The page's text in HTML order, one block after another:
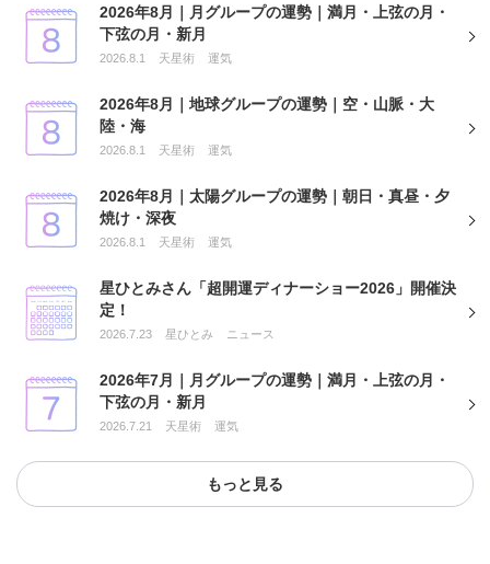
2026年8月｜月グループの運勢｜満月・上弦の月・
下弦の月・新月
2026.8.1 天星術 運気
2026年8月｜地球グループの運勢｜空・山脈・大
陸・海
2026.8.1 天星術 運気
2026年8月｜太陽グループの運勢｜朝日・真昼・夕
焼け・深夜
2026.8.1 天星術 運気
星ひとみさん「超開運ディナーショー2026」開催決
定！
2026.7.23 星ひとみ ニュース
2026年7月｜月グループの運勢｜満月・上弦の月・
下弦の月・新月
2026.7.21 天星術 運気
もっと見る